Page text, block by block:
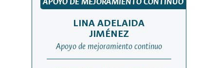
APOYO DE MEJORAMIENTO CONTINUO
LINA ADELAIDA
JIMÉNEZ
Apoyo de mejoramiento continuo